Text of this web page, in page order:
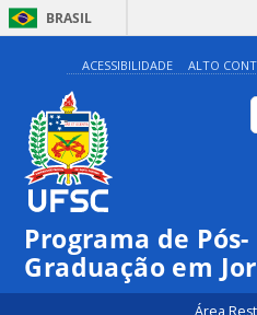
BRASIL
ACESSIBILIDADE ALTO
Programa de Pós-
Graduação em
Área